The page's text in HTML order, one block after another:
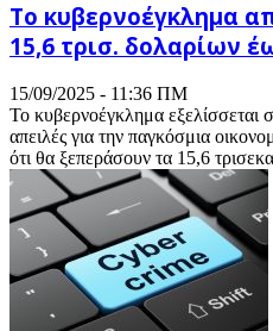
Το κυβερνοέγκλημα
15,6 τρισ. δολαρίων
15/09/2025 - 11:36 ΠΜ
Το κυβερνοέγκλημα εξελίσσεται
απειλές για την παγκόσμια
ότι θα ξεπεράσουν τα 15,6